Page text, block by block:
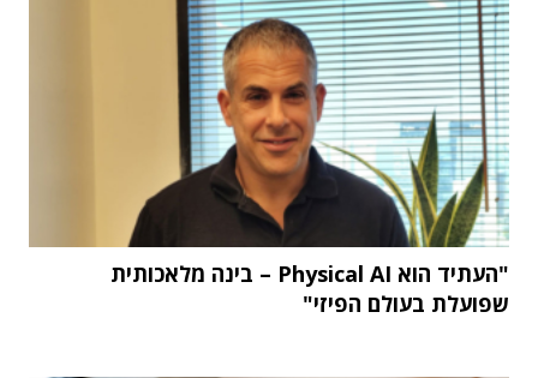
"העתיד הוא Physical AI – בינה מלאכותית
שפועלת בעולם הפיזי"